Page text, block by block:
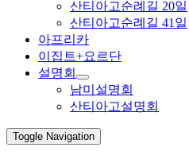
산티아고순례길 20일
산티아고순례길 41일
아프리카
이집트+요르단
설명회
남미설명회
산티아고설명회
Toggle Navigation